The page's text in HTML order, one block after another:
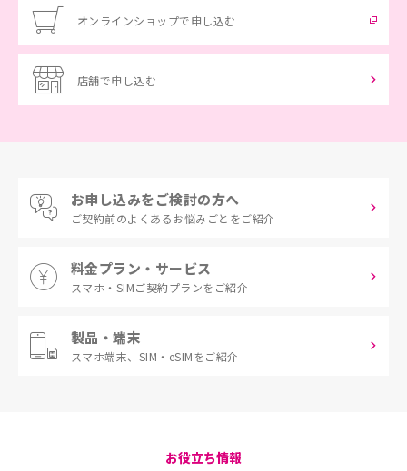
オンラインショップで申し込む
店舗で申し込む
お申し込みをご検討の方へ
ご契約前のよくあるお悩みごとをご紹介
料金プラン・サービス
スマホ・SIMご契約プランをご紹介
製品・端末
スマホ端末、 SIM・eSIMをご紹介
お役立ち情報